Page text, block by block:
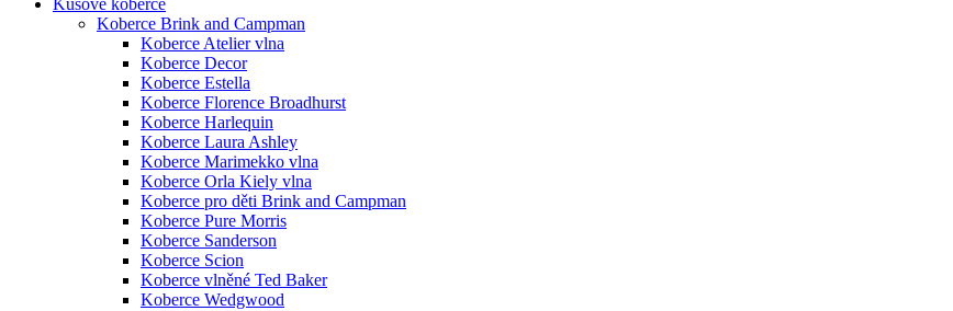
Koberce Brink and Campman
Koberce Atelier vlna
Koberce Decor
Koberce Estella
Koberce Florence Broadhurst
Koberce Harlequin
Koberce Laura Ashley
Koberce Marimekko vlna
Koberce Orla Kiely vlna
Koberce pro děti Brink and Campman
Koberce Pure Morris
Koberce Sanderson
Koberce Scion
Koberce vlněné Ted Baker
Koberce Wedgwood